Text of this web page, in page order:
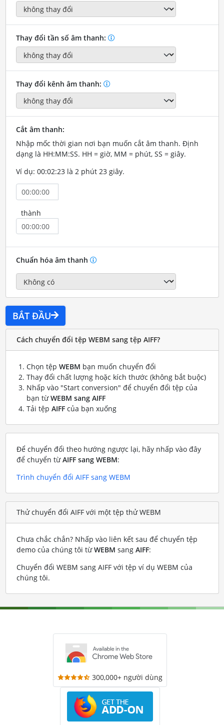
Thay đổi tần số âm thanh:
Thay đổi kênh âm thanh:
Cắt âm thanh:
Nhập mốc thời gian nơi bạn muốn cắt âm thanh. Định
dạng là HH:MM:SS. HH = giờ, MM = phút, SS = giây.
Ví dụ: 00:02:23 là 2 phút 23 giây.
thành
Chuẩn hóa âm thanh
BẮT ĐẦU
Cách chuyển đổi tệp WEBM sang tệp AIFF?
Chọn tệp WEBM bạn muốn chuyển đổi
Thay đổi chất lượng hoặc kích thước (không bắt buộc)
Nhấp vào "Start conversion" để chuyển đổi tệp của
bạn từWEBM sang AIFF
Tải tệp AIFFcủa bạn xuống
Để chuyển đổi theo hướng ngược lại, hãy nhấp vào đây
để chuyển từAIFF sang WEBM:
Trình chuyển đổi AIFF sang WEBM
Thử chuyển đổi AIFF với một tệp thử WEBM
Chưa chắc chắn? Nhấp vào liên kết sau để chuyển tệp
demo của chúng tôi từWEBM sang AIFF:
Chuyển đổi WEBM sang AIFF với tệp ví dụ WEBM của
chúng tôi.
300,000+ người dùng